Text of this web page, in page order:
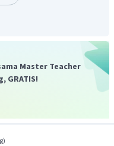
Master Teacher
GRATIS!
)